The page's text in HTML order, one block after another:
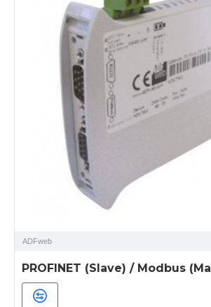
ADFweb
PROFINET (Slave) / Modbus